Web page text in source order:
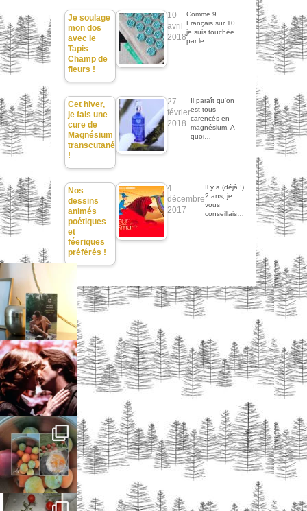
Je soulage
mon dos
avec le
Tapis
Champ de
fleurs !
10
avril
2018
Comme 9
Français sur 10,
je suis touchée
par le…
Cet hiver,
je fais une
cure de
Magnésium
transcutané
!
27
février
2018
Il paraît qu'on
est tous
carencés en
magnésium. A
quoi…
Nos
dessins
animés
poétiques
et
féeriques
préférés !
4
décembre
2017
Il y a (déjà !)
2 ans, je
vous
conseillais…